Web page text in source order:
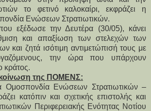
το φετινό καλοκαίρι, εκφράζει η
Ενώσεων Στρατιωτικών.
εξέδωσε την Δευτέρα (30/05), κάνει
και απαξίωση των στελεχών των
και ζητά ισότιμη αντιμετώπισή τους με
την ώρα που υπάρχουν
κράτος.
της ΠΟΜΕΝΣ:
Ομοσπονδία Ενώσεων Στρατιωτικών –
κατόπιν και σχετικής επιστολής και
Περιφερειακής Ενότητας Νοτίου